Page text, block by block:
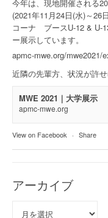
今年は、現地開催される
(2021年11月24日(水)～26
コーナ ブースU-12 & U-
ー展示しています。
apmc-mwe.org/mwe2021/
近隣の先輩方、状況が許
MWE 2021｜大学展示
apmc-mwe.org
View on Facebook · Share
アーカイブ